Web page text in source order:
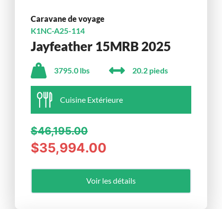
Caravane de voyage
K1NC-A25-114
Jayfeather 15MRB 2025
3795.0 lbs 20.2 pieds
Cuisine Extérieure
$46,195.00
$35,994.00
Voir les détails